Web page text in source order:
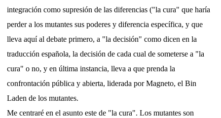
integración como supresión de las diferencias ("la cura" que haría
perder a los mutantes sus poderes y diferencia específica, y que
lleva aquí al debate primero, a "la decisión" como dicen en la
traducción española, la decisión de cada cual de someterse a "la
cura" o no, y en última instancia, lleva a que prenda la
confrontación pública y abierta, liderada por Magneto, el Bin
Laden de los mutantes.
Me centraré en el asunto este de "la cura". Los mutantes son